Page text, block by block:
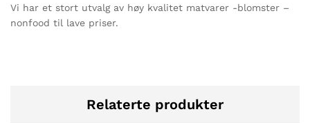
Vi har et stort utvalg av høy kvalitet matvarer -blomster –
nonfood til lave priser.
Relaterte produkter